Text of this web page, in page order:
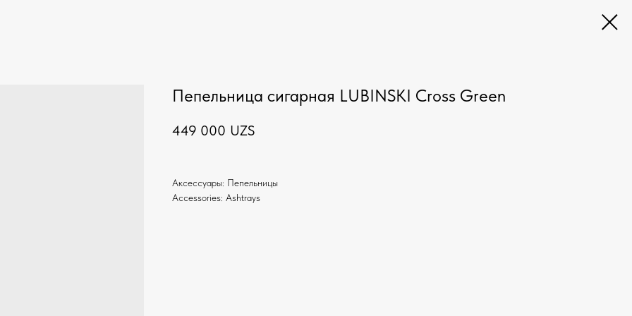
Пепельница сигарная LUBINSKI Cross Green
449 000 UZS
Аксессуары: Пепельницы
Accessories: Ashtrays